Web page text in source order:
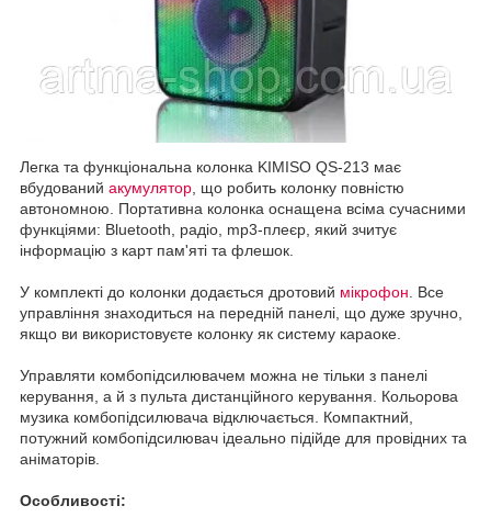
Легка та функціональна колонка KIMISO QS-213 має
вбудований акумулятор , що робить колонку повністю
автономною. Портативна колонка оснащена всіма сучасними
функціями: Bluetooth, радіо, mp3-плеєр, який зчитує
інформацію з карт пам'яті та флешок.
У комплекті до колонки додається дротовий мікрофон . Все
управління знаходиться на передній панелі, що дуже зручно,
якщо ви використовуєте колонку як систему караоке.
Управляти комбопідсилювачем можна не тільки з панелі
керування, а й з пульта дистанційного керування. Кольорова
музика комбопідсилювача відключається. Компактний,
потужний комбопідсилювач ідеально підійде для провідних та
аніматорів.
Особливості: